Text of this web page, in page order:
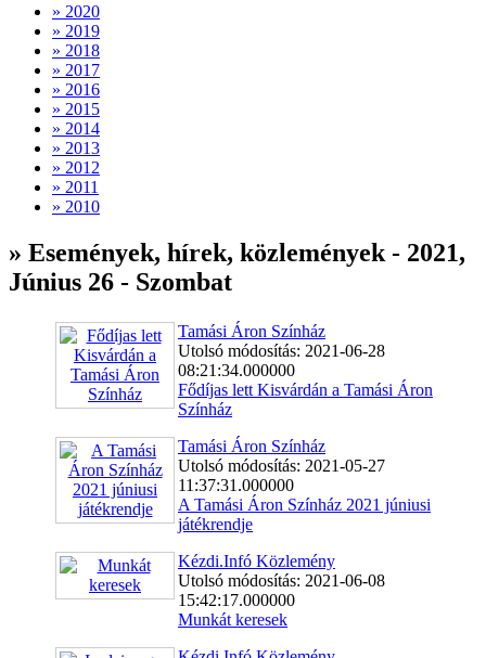
» 2020
» 2019
» 2018
» 2017
» 2016
» 2015
» 2014
» 2013
» 2012
» 2011
» 2010
» Események, hírek, közlemények - 2021,
Június 26 - Szombat
Tamási Áron Színház
Utolsó módosítás: 2021-06-28
08:21:34.000000
Fődíjas lett Kisvárdán a Tamási Áron
Színház
Tamási Áron Színház
Utolsó módosítás: 2021-05-27
11:37:31.000000
A Tamási Áron Színház 2021 júniusi
játékrendje
Kézdi.Infó Közlemény
Utolsó módosítás: 2021-06-08
15:42:17.000000
Munkát keresek